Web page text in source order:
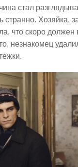
стал
странно. Хозяйка,
что скоро должен
незнакомец